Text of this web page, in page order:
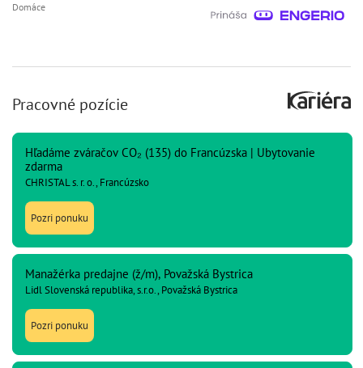
Domáce
Pracovné pozície
Hľadáme zváračov CO₂ (135) do Francúzska | Ubytovanie
zdarma
CHRISTAL s. r. o., Francúzsko
Pozri ponuku
Manažérka predajne (ž/m), Považská Bystrica
Lidl Slovenská republika, s.r.o., Považská Bystrica
Pozri ponuku